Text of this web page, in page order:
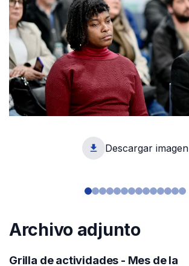
Descargar imagen
1
Archivo adjunto
Grilla de actividades - Mes de la